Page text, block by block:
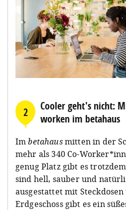
2
Cooler geht's nicht:
worken im betahaus
Imbetahausmitten in der
mehr als 340 Co-
genug Platz gibt es
sind hell, sauber und
ausgestattet mit
Erdgeschoss gibt es ein